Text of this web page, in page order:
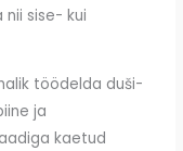
sise- kui
töödelda duši-
ja
kaetud